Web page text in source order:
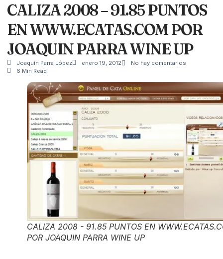
CALIZA 2008 – 91.85 PUNTOS
EN WWW.ECATAS.COM POR
JOAQUIN PARRA WINE UP
Joaquín Parra López enero 19, 2012
No hay comentarios
6 Min Read
CALIZA 2008 - 91.85 PUNTOS EN
POR JOAQUIN PARRA WINE UP